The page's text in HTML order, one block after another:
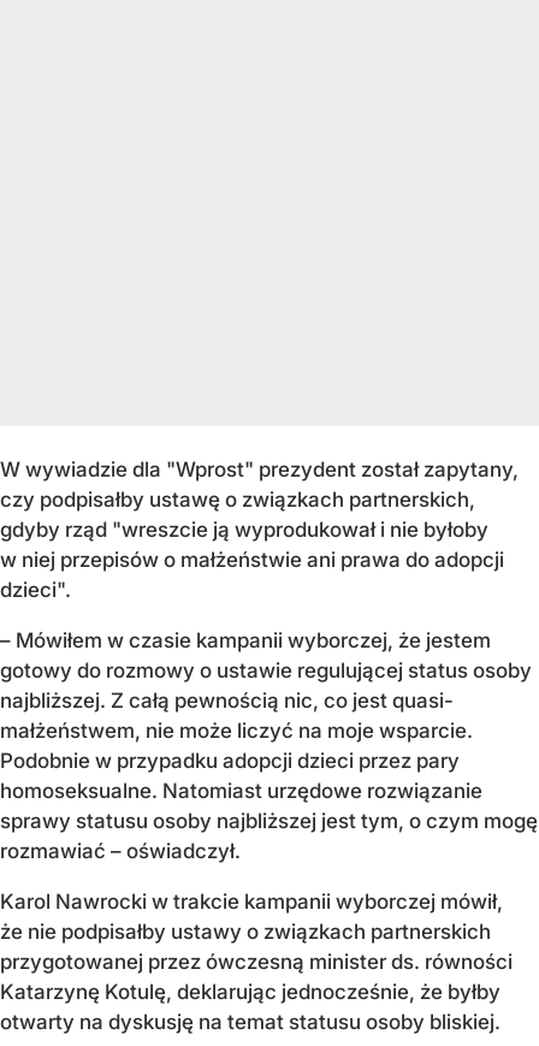
W wywiadzie dla "Wprost" prezydent został zapytany,
czy podpisałby ustawę o związkach partnerskich,
gdyby rząd "wreszcie ją wyprodukował i nie byłoby
w niej przepisów o małżeństwie ani prawa do adopcji
dzieci".
– Mówiłem w czasie kampanii wyborczej, że jestem
gotowy do rozmowy o ustawie regulującej status osoby
najbliższej. Z całą pewnością nic, co jest quasi-
małżeństwem, nie może liczyć na moje wsparcie.
Podobnie w przypadku adopcji dzieci przez pary
homoseksualne. Natomiast urzędowe rozwiązanie
sprawy statusu osoby najbliższej jest tym, o czym mogę
rozmawiać – oświadczył.
Karol Nawrocki w trakcie kampanii wyborczej mówił,
że nie podpisałby ustawy o związkach partnerskich
przygotowanej przez ówczesną minister ds. równości
Katarzynę Kotulę, deklarując jednocześnie, że byłby
otwarty na dyskusję na temat statusu osoby bliskiej.